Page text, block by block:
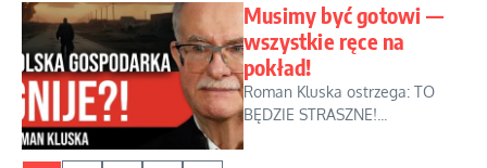
Musimy być gotowi —
wszystkie ręce na
pokład!
Roman Kluska ostrzega: TO
BĘDZIE STRASZNE!...